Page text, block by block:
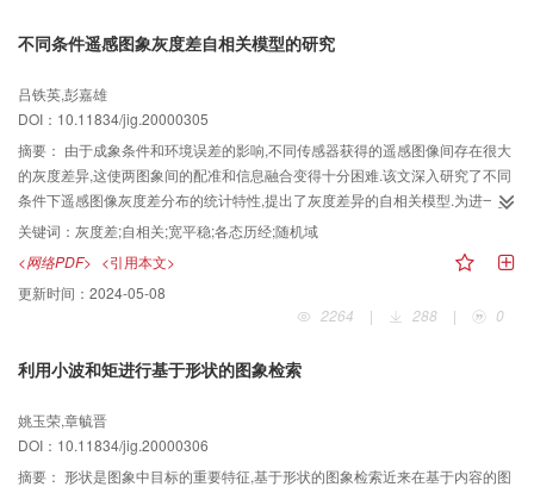
不同条件遥感图象灰度差自相关模型的研究
吕铁英,彭嘉雄
DOI：10.11834/jig.20000305
摘要： 由于成象条件和环境误差的影响,不同传感器获得的遥感图像间存在很大
的灰度差异,这使两图象间的配准和信息融合变得十分困难.该文深入研究了不同
条件下遥感图像灰度差分布的统计特性,提出了灰度差异的自相关模型.为进一步
的灰度差修正奠定了基础.实验结果表明,该自相关模型与从实际样本采样获取的
自相关序列是基本一致的.这在信息融合和图象匹配技术领域都具有重要的意义.
关键词： 灰度差;自相关;宽平稳;各态历经;随机域
<网络PDF> <引用本文>
更新时间： 2024-05-08
2264
| 288 | 0
利用小波和矩进行基于形状的图象检索
姚玉荣,章毓晋
DOI：10.11834/jig.20000306
摘要： 形状是图象中目标的重要特征,基于形状的图象检索近来在基于内容的图